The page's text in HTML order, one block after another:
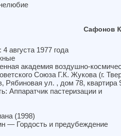
Сафонов
августа 1977 года
академия воздушно-
Союза Г.К. Жукова (г.
Рябиновая ул. , дом 78, квартира
Аппаратчик пастеризации и
(1998)
— Гордость и предубеждение